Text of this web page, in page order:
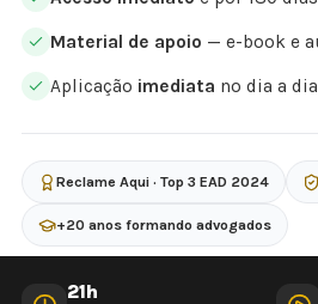
Material de apoio — e-book e
Aplicação imediata no dia a
Reclame Aqui · Top 3 EAD 2024
+20 anos formando advogados
21h